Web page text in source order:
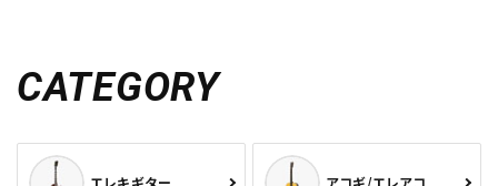
CATEGORY
エレキギター アコギ/エレアコ